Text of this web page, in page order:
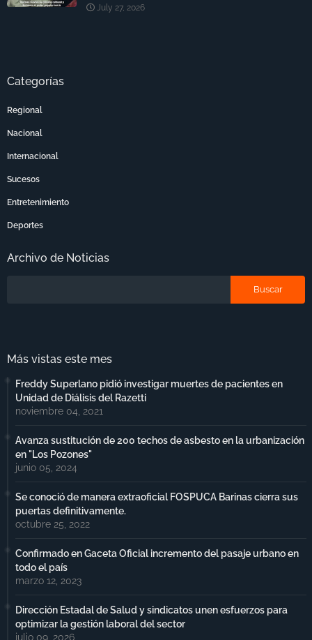
July 27, 2026
Categorías
Regional
Nacional
Internacional
Sucesos
Entretenimiento
Deportes
Archivo de Noticias
Más vistas este mes
Freddy Superlano pidió investigar muertes de pacientes en
Unidad de Diálisis del Razetti
noviembre 04, 2021
Avanza sustitución de 200 techos de asbesto en la urbanización
en "Los Pozones"
junio 05, 2024
Se conoció de manera extraoficial FOSPUCA Barinas cierra sus
puertas definitivamente.
octubre 25, 2022
Confirmado en Gaceta Oficial incremento del pasaje urbano en
todo el país
marzo 12, 2023
Dirección Estadal de Salud y sindicatos unen esfuerzos para
optimizar la gestión laboral del sector
julio 09, 2026